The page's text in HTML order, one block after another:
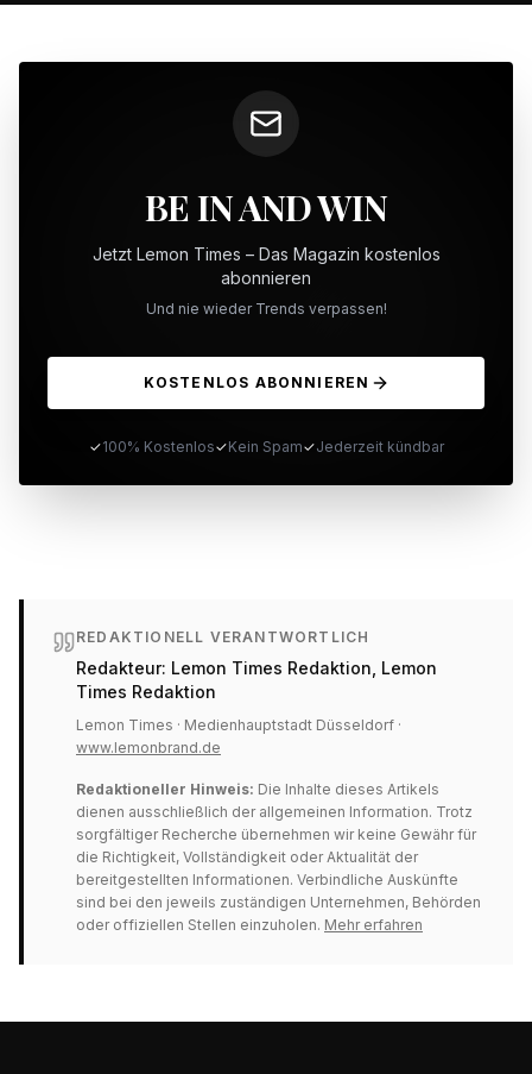
BE IN AND WIN
Jetzt Lemon Times – Das Magazin kostenlos
abonnieren
Und nie wieder Trends verpassen!
KOSTENLOS ABONNIEREN
✓100% Kostenlos✓Kein Spam✓Jederzeit kündbar
REDAKTIONELL VERANTWORTLICH
Redakteur: Lemon Times Redaktion , Lemon
Times Redaktion
Lemon Times · Medienhauptstadt Düsseldorf ·
www.lemonbrand.de
Redaktioneller Hinweis: Die Inhalte dieses Artikels
dienen ausschließlich der allgemeinen Information. Trotz
sorgfältiger Recherche übernehmen wir keine Gewähr für
die Richtigkeit, Vollständigkeit oder Aktualität der
bereitgestellten Informationen. Verbindliche Auskünfte
sind bei den jeweils zuständigen Unternehmen, Behörden
oder offiziellen Stellen einzuholen. Mehr erfahren